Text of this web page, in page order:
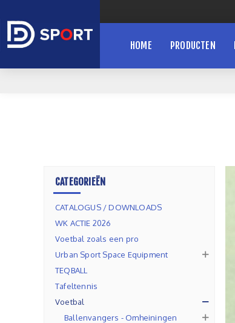
HOME PRODUCTEN
CATEGORIEËN
CATALOGUS / DOWNLOADS
WK ACTIE 2026
Voetbal zoals een pro
Urban Sport Space Equipment
TEQBALL
Tafeltennis
Voetbal
Ballenvangers - Omheiningen